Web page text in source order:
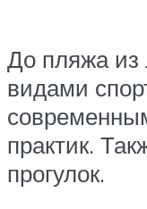
До пляжа из
видами
практик.
прогулок.